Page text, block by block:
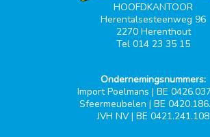
HOOFDKANTOOR
Herentalsesteenweg 96
2270 Herenthout
Tel 014 23 35 15
Ondernemingsnummers:
Import Poelmans | BE
Sfeermeubelen | BE
JVH NV | BE 0421.241.108